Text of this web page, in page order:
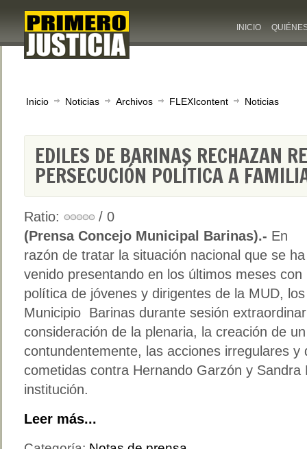
INICIO
Inicio Noticias Archivos FLEXIcontent Noticias
EDILES DE BARINAS RECHAZAN
PERSECUCIÓN POLÍTICA A
Ratio:
/ 0
(Prensa Concejo Municipal Barinas).- En
razón de tratar la situación nacional que se ha
venido presentando en los últimos meses
política de jóvenes y dirigentes de la MUD,
Municipio Barinas durante sesión
consideración de la plenaria, la creación de
contundentemente, las acciones irregulares y
cometidas contra Hernando Garzón y
institución.
Leer más...